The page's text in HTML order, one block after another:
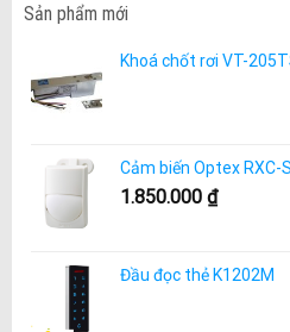
Sản phẩm mới
Khoá chốt rơi VT-
Cảm biến Optex RXC-
1.850.000 ₫
Đầu đọc thẻ K1202M